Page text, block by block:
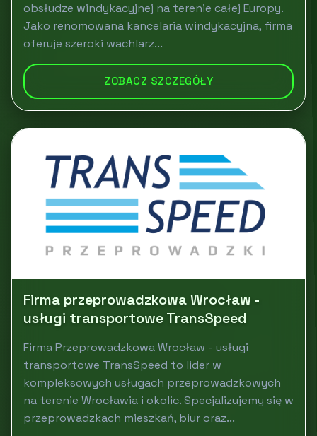
obsłudze windykacyjnej na terenie całej Europy.
Jako renomowana kancelaria windykacyjna, firma
oferuje szeroki wachlarz...
ZOBACZ SZCZEGÓŁY
Firma przeprowadzkowa Wrocław -
usługi transportowe TransSpeed
Firma Przeprowadzkowa Wrocław - usługi
transportowe TransSpeed to lider w
kompleksowych usługach przeprowadzkowych
na terenie Wrocławia i okolic. Specjalizujemy się w
przeprowadzkach mieszkań, biur oraz...